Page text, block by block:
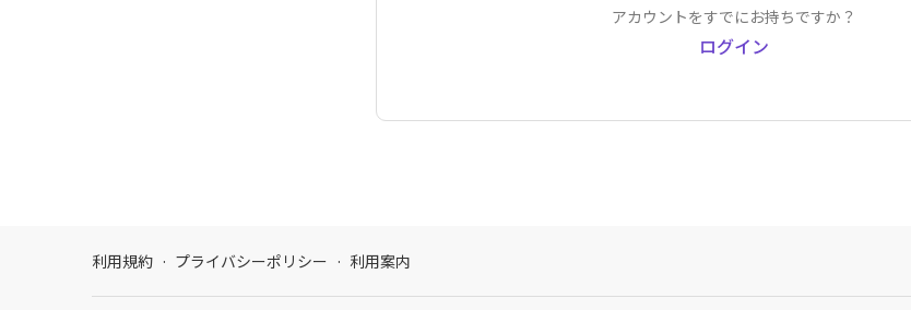
アカウントをすでにお持ちですか？
ログイン
利用規約 · プライバシーポリシー · 利用案内